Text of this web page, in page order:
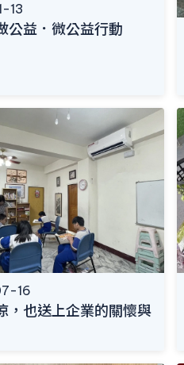
13
公益．微公益行動
16
，也送上企業的關懷與